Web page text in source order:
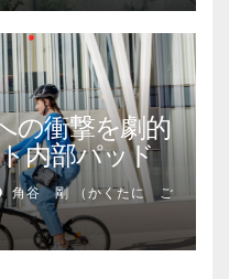
の衝撃を劇的
内部パッド
角谷 剛 （かくたに ご